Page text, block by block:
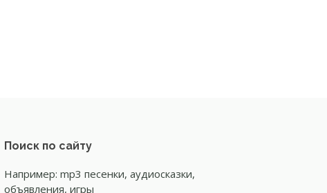
Поиск по сайту
Например: mp3 песенки, аудиосказки,
объявления, игры